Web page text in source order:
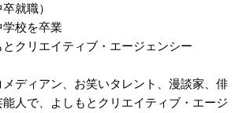
就職）
校を卒業
クリエイティブ・エージェンシー
ディアン、お笑いタレント、漫談家、俳
人で、よしもとクリエイティブ・エージ